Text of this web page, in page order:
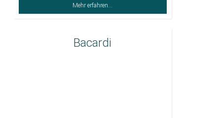
Mehr erfahren...
Bacardi